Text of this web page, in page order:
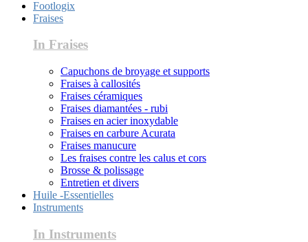
Footlogix
Fraises
In Fraises
Capuchons de broyage et supports
Fraises à callosités
Fraises céramiques
Fraises diamantées - rubi
Fraises en acier inoxydable
Fraises en carbure Acurata
Fraises manucure
Les fraises contre les calus et cors
Brosse & polissage
Entretien et divers
Huile -Essentielles
Instruments
In Instruments